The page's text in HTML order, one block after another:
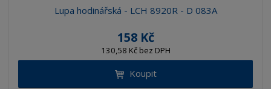
Lupa hodinářská - LCH 8920R - D 083A
158 Kč
130,58 Kč bez DPH
Koupit